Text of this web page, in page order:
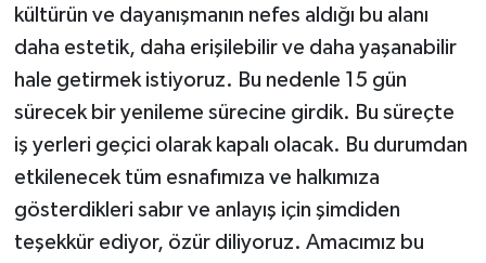
kültürün ve dayanışmanın nefes aldığı bu alanı
daha estetik, daha erişilebilir ve daha yaşanabilir
hale getirmek istiyoruz. Bu nedenle 15 gün
sürecek bir yenileme sürecine girdik. Bu süreçte
iş yerleri geçici olarak kapalı olacak. Bu durumdan
etkilenecek tüm esnafımıza ve halkımıza
gösterdikleri sabır ve anlayış için şimdiden
teşekkür ediyor, özür diliyoruz. Amacımız bu